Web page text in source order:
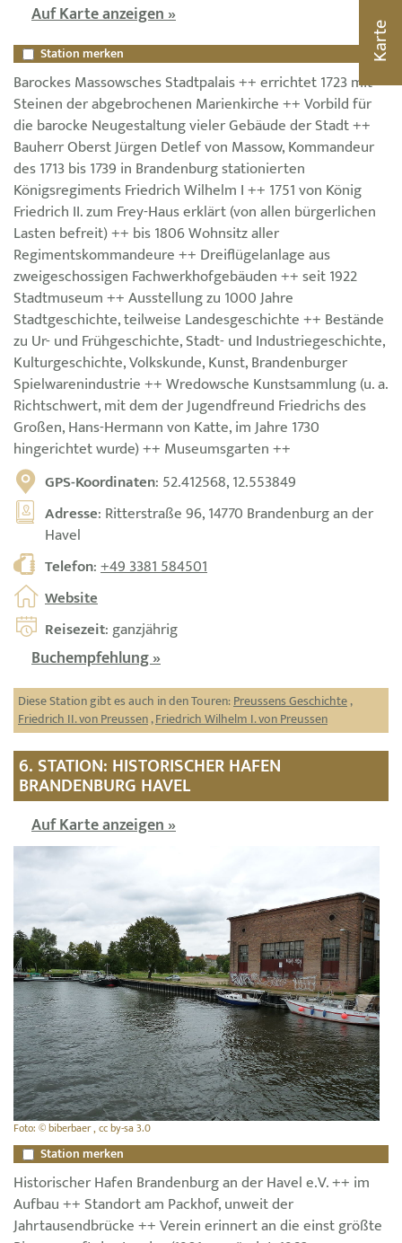
Auf Karte anzeigen »
Station merken
Barockes Massowsches Stadtpalais ++ errichtet 1723 mit
Steinen der abgebrochenen Marienkirche ++ Vorbild für
die barocke Neugestaltung vieler Gebäude der Stadt ++
Bauherr Oberst Jürgen Detlef von Massow, Kommandeur
des 1713 bis 1739 in Brandenburg stationierten
Königsregiments Friedrich Wilhelm I ++ 1751 von König
Friedrich II. zum Frey-Haus erklärt (von allen bürgerlichen
Lasten befreit) ++ bis 1806 Wohnsitz aller
Regimentskommandeure ++ Dreiflügelanlage aus
zweigeschossigen Fachwerkhofgebäuden ++ seit 1922
Stadtmuseum ++ Ausstellung zu 1000 Jahre
Stadtgeschichte, teilweise Landesgeschichte ++ Bestände
zu Ur- und Frühgeschichte, Stadt- und Industriegeschichte,
Kulturgeschichte, Volkskunde, Kunst, Brandenburger
Spielwarenindustrie ++ Wredowsche Kunstsammlung (u. a.
Richtschwert, mit dem der Jugendfreund Friedrichs des
Großen, Hans-Hermann von Katte, im Jahre 1730
hingerichtet wurde) ++ Museumsgarten ++
GPS-Koordinaten: 52.412568, 12.553849
Adresse: Ritterstraße 96, 14770 Brandenburg an der
Havel
Telefon:+49 3381 584501
Website
Reisezeit: ganzjährig
Buchempfehlung »
Diese Station gibt es auch in den Touren:Preussens Geschichte,
Friedrich II. von Preussen,Friedrich Wilhelm I. von Preussen
6. STATION: HISTORISCHER HAFEN
BRANDENBURG HAVEL
Auf Karte anzeigen »
Foto: © biberbaer , cc by-sa 3.0
Station merken
Historischer Hafen Brandenburg an der Havel e.V. ++ im
Aufbau ++ Standort am Packhof, unweit der
Jahrtausendbrücke ++ Verein erinnert an die einst größte
Karte